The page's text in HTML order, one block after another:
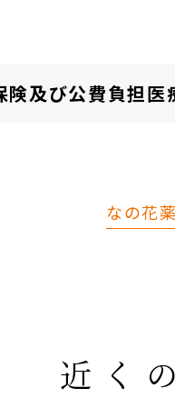
険及び公費負担医
なの花
近く